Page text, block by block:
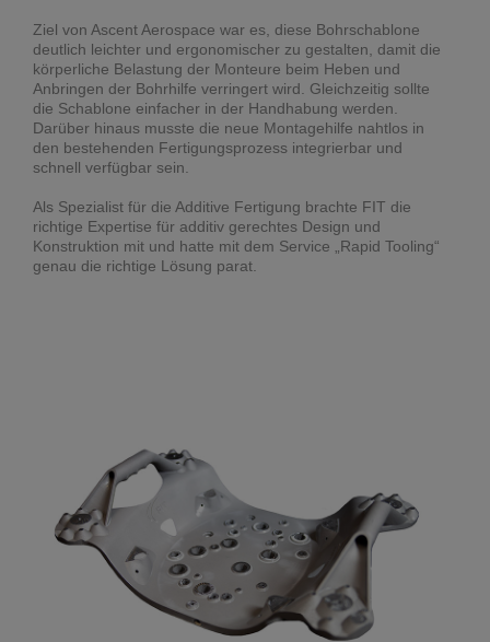
Ziel von Ascent Aerospace war es, diese Bohrschablone
deutlich leichter und ergonomischer zu gestalten, damit die
körperliche Belastung der Monteure beim Heben und
Anbringen der Bohrhilfe verringert wird. Gleichzeitig sollte
die Schablone einfacher in der Handhabung werden.
Darüber hinaus musste die neue Montagehilfe nahtlos in
den bestehenden Fertigungsprozess integrierbar und
schnell verfügbar sein.
Als Spezialist für die Additive Fertigung brachte FIT die
richtige Expertise für additiv gerechtes Design und
Konstruktion mit und hatte mit dem Service „Rapid Tooling“
genau die richtige Lösung parat.